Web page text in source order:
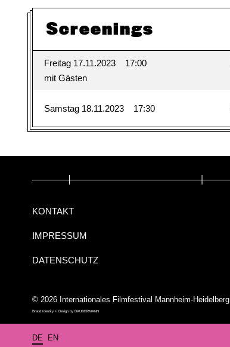
DE EN
Screenings
Freitag 17.11.2023
17:00
mit Gästen
Samstag 18.11.2023 17:30
KONTAKT
IMPRESSUM
DATENSCHUTZ
© 2026 Internationales Filmfestival Mannheim-Heidelberg
Brand Identity + Design by DAUBERMANN